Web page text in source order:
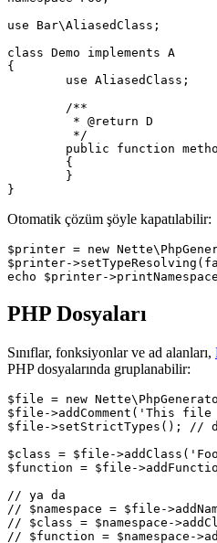
use Bar\AliasedClass;
class Demo implements A
{
Otomatik çözüm şöyle kapatılabilir:
$printer = new
$printer-
PHP Dosyaları
Sınıflar, fonksiyonlar ve ad alanları,
PHP dosyalarında gruplanabilir:
$file = new
$file->addComment('This
$file->setStrictTypes(); //
$class = $file-
$function = $file-
// ya da
// $namespace = $file-
// $class = $namespace-
// $function = $namespace-